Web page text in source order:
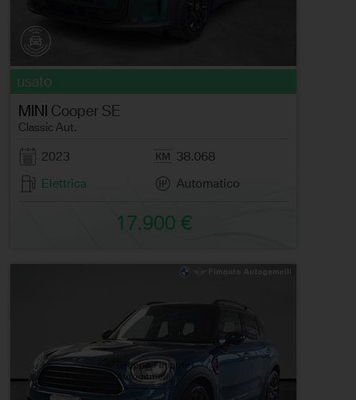
usato
MINI Cooper SE
Classic Aut.
2023
38.068
Elettrica
Automatico
17.900 €